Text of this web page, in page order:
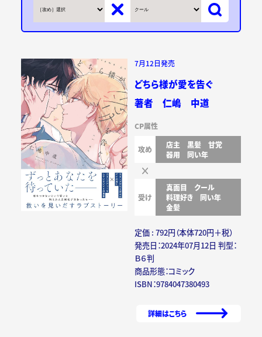
7月12日発売
どちら様が愛を告ぐ
著者 仁嶋 中道
CP属性
攻め 店主 黒髪
甘党
器用
同い年
受け
真面目
クール
料理好き
同い年
金髪
定価 : 792円（本体720円＋税）
発売日：2024年07月12日 判型：
Ｂ６判
商品形態：コミック
ISBN：9784047380493
詳細はこちら